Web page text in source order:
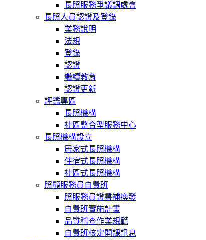
長照服務爭議調處會
長照人員認證及登錄
業務說明
法規
登錄
認證
繼續教育
認證更新
評鑑專區
長照機構
社區整合型服務中心
長照機構設立
居家式長照機構
住宿式長照機構
社區式長照機構
照顧服務員自費班
照服務員證書補換發
自費班實施計畫
品質稽查作業規範
自費班核定開課訊息